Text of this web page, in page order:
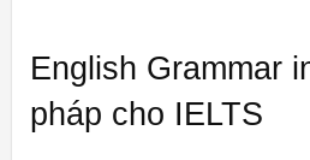
English Grammar
pháp cho IELTS